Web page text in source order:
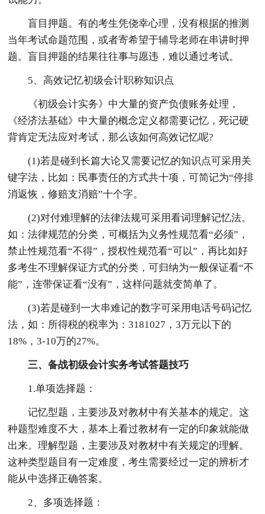
盲目押题。有的考生凭侥幸心理，没有根据的推测
当年考试命题范围，或者寄希望于辅导老师在串讲时押
题。盲目押题的结果往往事与愿违，难以通过考试。
5、高效记忆初级会计职称知识点
《初级会计实务》中大量的资产负债账务处理，
《经济法基础》中大量的概念定义都需要记忆，死记硬
背肯定无法应对考试，那么该如何高效记忆呢?
(1)若是碰到长篇大论又需要记忆的知识点可采用关
键字法，比如：民事责任的方式共十项，可简记为“停排
消返恢，修赔支消赔”十个字。
(2)对付难理解的法律法规可采用看词理解记忆法。
如：法律规范的分类，可概括为义务性规范看“必须”，
禁止性规范看“不得”，授权性规范看“可以”，再比如好
多考生不理解保证方式的分类，可归纳为一般保证看“不
能”，连带保证看“没有”，这样问题就变简单了。
(3)若是碰到一大串难记的数字可采用电话号码记忆
法，如：所得税的税率为：3181027，3万元以下的
18%，3-10万的27%。
三、备战初级会计实务考试答题技巧
1.单项选择题：
记忆型题，主要涉及对教材中有关基本的规定。这
种题型难度不大，基本上看过教材有一定的印象就能做
出来。理解型题，主要涉及对教材中有关规定的理解。
这种类型题目有一定难度，考生需要经过一定的辨析才
能从中选择正确答案。
2、多项选择题：